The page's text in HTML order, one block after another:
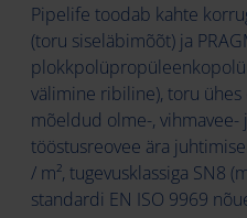
Pipelife toodab kahte
(toru siseläbimõõt) ja
välimine ribiline), toru ühes
mõeldud olme-, vihmavee-
tööstusreovee ära
/ m², tugevusklassiga SN8
standardi EN ISO 9969